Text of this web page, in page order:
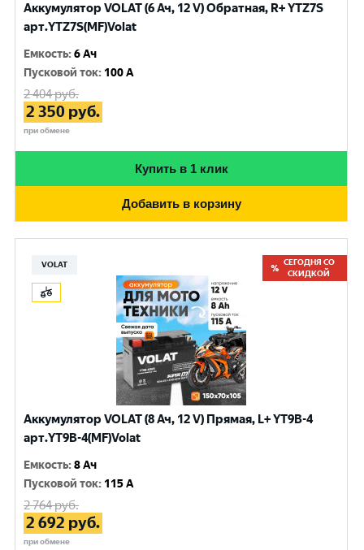
Аккумулятор VOLAT (6 Ач, 12 V) Обратная, R+ YTZ7S
арт.YTZ7S(MF)Volat
Емкость:6 Ач
Пусковой ток: 100 A
2 404руб.
2 350 руб.
при обмене
Купить в 1 клик
Добавить в корзину
VOLAT
СЕГОДНЯ СО
СКИДКОЙ
Аккумулятор VOLAT (8 Ач, 12 V) Прямая, L+ YT9B-4
арт.YT9B-4(MF)Volat
Емкость:8 Ач
Пусковой ток: 115 A
2 764руб.
2 692 руб.
при обмене